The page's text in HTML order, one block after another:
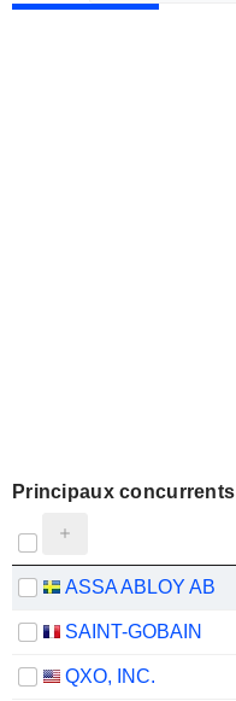
Principaux concurrents
ASSA ABLOY AB
SAINT-GOBAIN
QXO, INC.